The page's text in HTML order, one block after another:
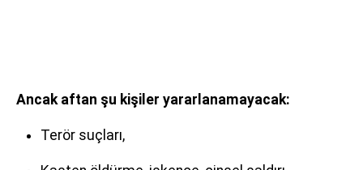
Ancak aftan şu kişiler yararlanamayacak:
Terör suçları,